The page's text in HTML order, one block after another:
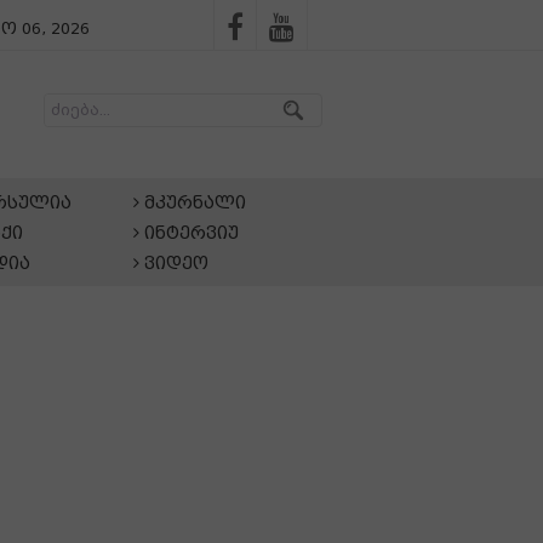
06, 2026
მკურნალი
ინტერვიუ
ვიდეო